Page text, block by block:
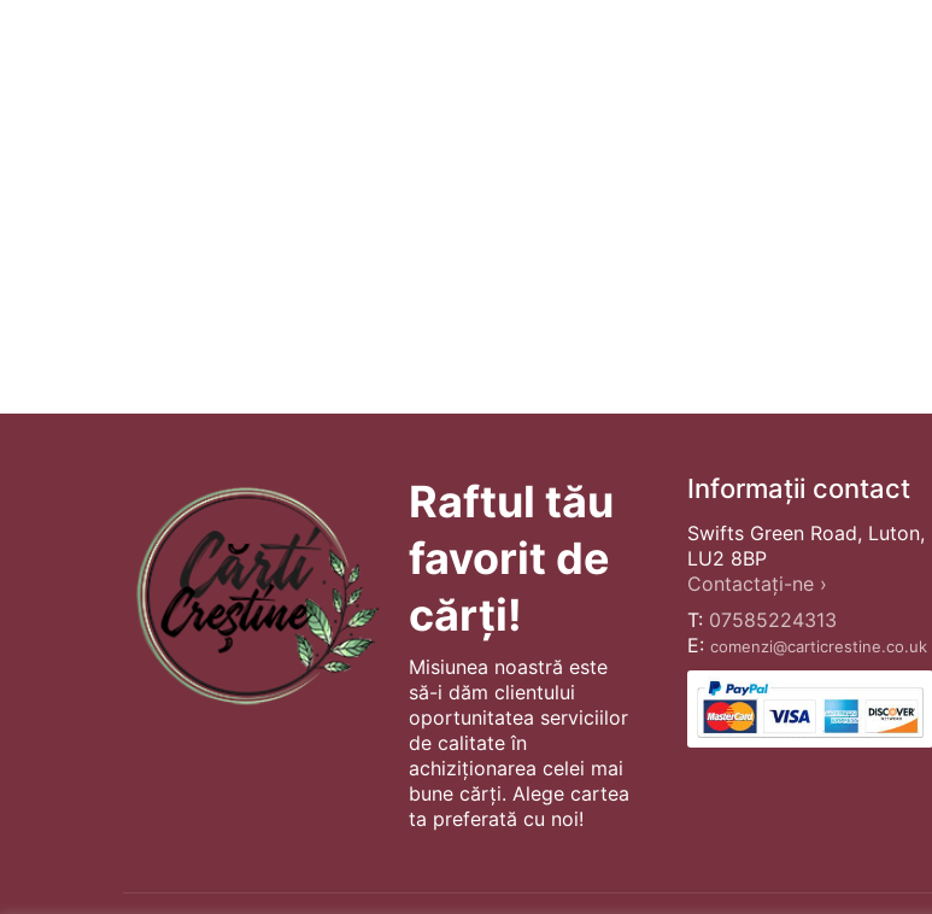
Raftul tău
favorit de
cărți!
Misiunea noastră este
să-i dăm clientului
oportunitatea serviciilor
de calitate în
achiziționarea celei mai
bune cărți. Alege cartea
ta preferată cu noi!
Informații contact
Swifts Green Road, Luton,
LU2 8BP
Contactați-ne ›
T: 07585224313
E: comenzi@carticrestine.co.uk